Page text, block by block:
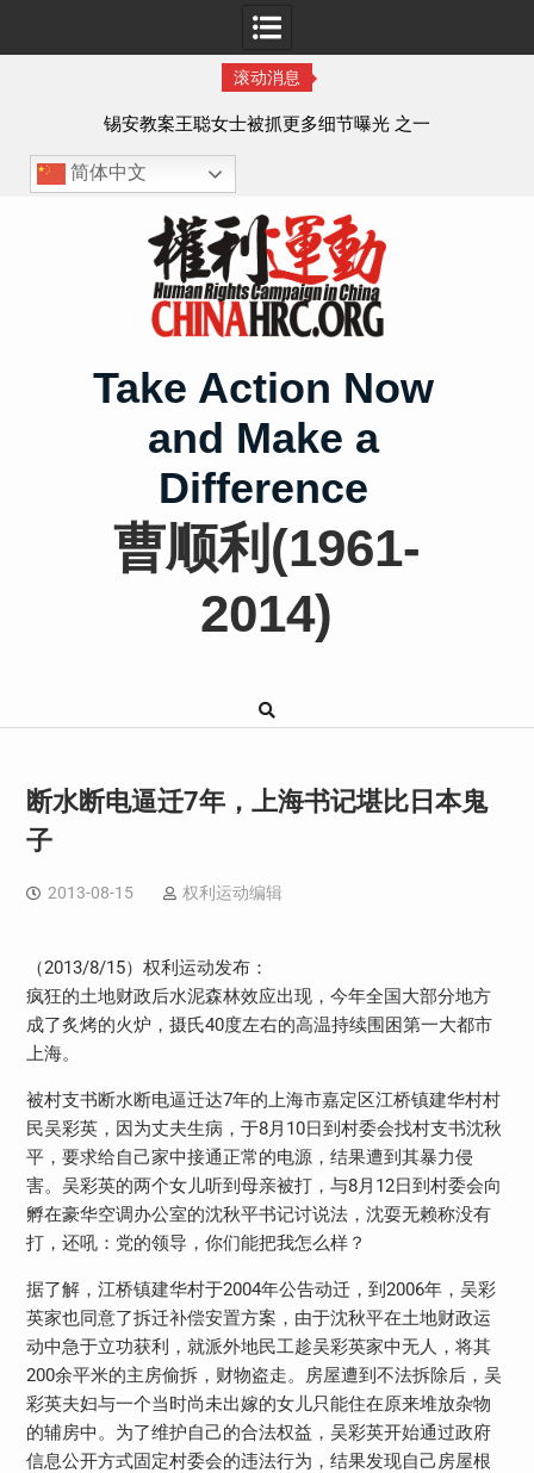
滚动消息
锡安教案王聪女士被抓更多细节曝光 之一
简体中文
Take Action Now
and Make a
Difference
曹顺利(1961-
2014)
断水断电逼迁7年，上海书记堪比日本鬼
子
2013-08-15 权利运动编辑
（2013/8/15）权利运动发布：
疯狂的土地财政后水泥森林效应出现，今年全国大部分地方
成了炙烤的火炉，摄氏40度左右的高温持续围困第一大都市
上海。
被村支书断水断电逼迁达7年的上海市嘉定区江桥镇建华村村
民吴彩英，因为丈夫生病，于8月10日到村委会找村支书沈秋
平，要求给自己家中接通正常的电源，结果遭到其暴力侵
害。吴彩英的两个女儿听到母亲被打，与8月12日到村委会向
孵在豪华空调办公室的沈秋平书记讨说法，沈耍无赖称没有
打，还吼：党的领导，你们能把我怎么样？
据了解，江桥镇建华村于2004年公告动迁，到2006年，吴彩
英家也同意了拆迁补偿安置方案，由于沈秋平在土地财政运
动中急于立功获利，就派外地民工趁吴彩英家中无人，将其
200余平米的主房偷拆，财物盗走。房屋遭到不法拆除后，吴
彩英夫妇与一个当时尚未出嫁的女儿只能住在原来堆放杂物
的辅房中。为了维护自己的合法权益，吴彩英开始通过政府
信息公开方式固定村委会的违法行为，结果发现自己房屋根